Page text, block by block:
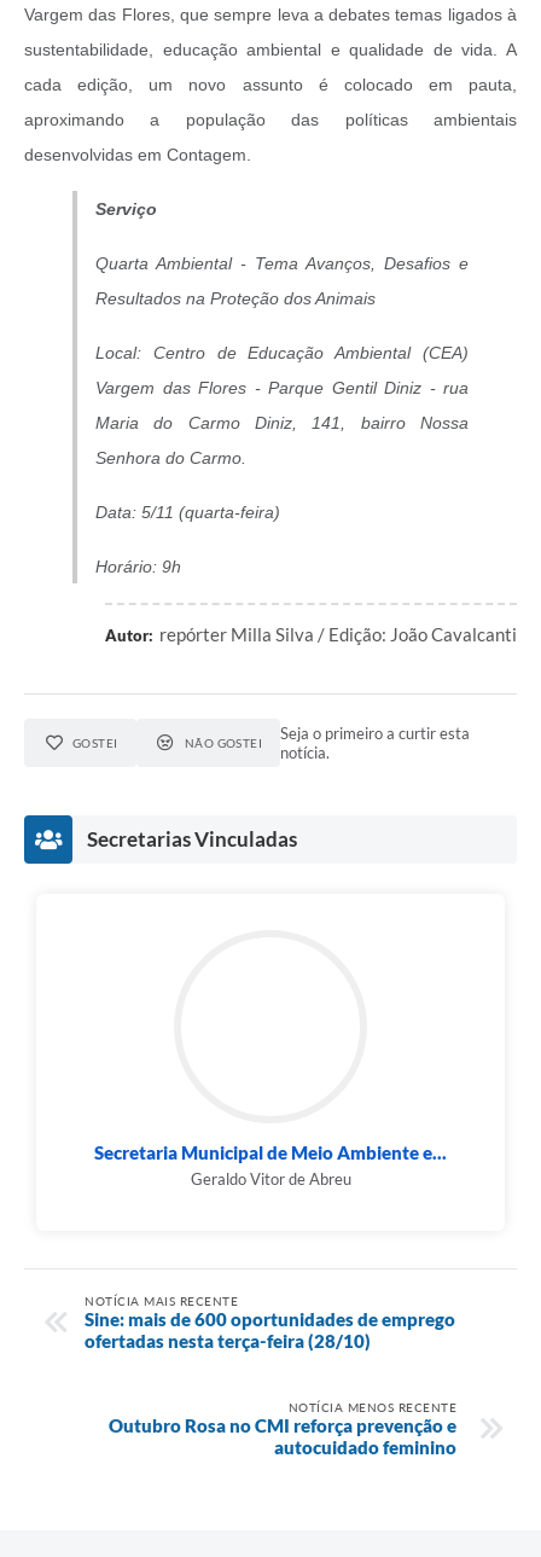
Vargem das Flores, que sempre leva a debates temas ligados à
sustentabilidade, educação ambiental e qualidade de vida. A
cada edição, um novo assunto é colocado em pauta,
aproximando a população das políticas ambientais
desenvolvidas em Contagem.
Serviço
Quarta Ambiental - Tema Avanços, Desafios e
Resultados na Proteção dos Animais
Local: Centro de Educação Ambiental (CEA)
Vargem das Flores - Parque Gentil Diniz - rua
Maria do Carmo Diniz, 141, bairro Nossa
Senhora do Carmo.
Data: 5/11 (quarta-feira)
Horário: 9h
Autor: repórter Milla Silva / Edição: João Cavalcanti
GOSTEI NÃO GOSTEI
Seja o primeiro a curtir esta
notícia.
Secretarias Vinculadas
Secretaria Municipal de Meio Ambiente e...
Geraldo Vitor de Abreu
NOTÍCIA MAIS RECENTE
Sine: mais de 600 oportunidades de emprego
ofertadas nesta terça-feira (28/10)
NOTÍCIA MENOS RECENTE
Outubro Rosa no CMI reforça prevenção e
autocuidado feminino